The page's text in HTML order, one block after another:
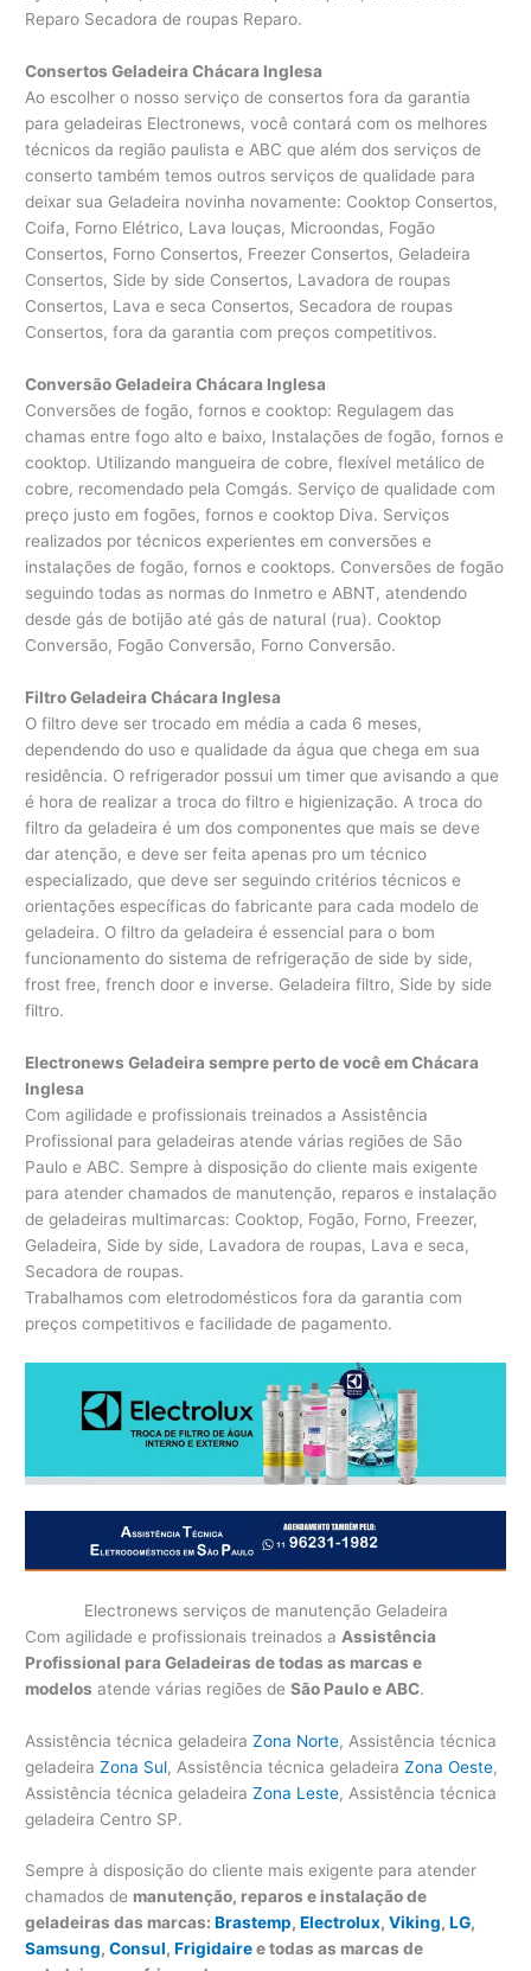
Reparo Secadora de roupas Reparo.
Consertos Geladeira Chácara Inglesa
Ao escolher o nosso serviço de consertos fora da garantia
para geladeiras Electronews, você contará com os melhores
técnicos da região paulista e ABC que além dos serviços de
conserto também temos outros serviços de qualidade para
deixar sua Geladeira novinha novamente: Cooktop Consertos,
Coifa, Forno Elétrico, Lava louças, Microondas, Fogão
Consertos, Forno Consertos, Freezer Consertos, Geladeira
Consertos, Side by side Consertos, Lavadora de roupas
Consertos, Lava e seca Consertos, Secadora de roupas
Consertos, fora da garantia com preços competitivos.
Conversão Geladeira Chácara Inglesa
Conversões de fogão, fornos e cooktop: Regulagem das
chamas entre fogo alto e baixo, Instalações de fogão, fornos e
cooktop. Utilizando mangueira de cobre, flexível metálico de
cobre, recomendado pela Comgás. Serviço de qualidade com
preço justo em fogões, fornos e cooktop Diva. Serviços
realizados por técnicos experientes em conversões e
instalações de fogão, fornos e cooktops. Conversões de fogão
seguindo todas as normas do Inmetro e ABNT, atendendo
desde gás de botijão até gás de natural (rua). Cooktop
Conversão, Fogão Conversão, Forno Conversão.
Filtro Geladeira Chácara Inglesa
O filtro deve ser trocado em média a cada 6 meses,
dependendo do uso e qualidade da água que chega em sua
residência. O refrigerador possui um timer que avisando a que
é hora de realizar a troca do filtro e higienização. A troca do
filtro da geladeira é um dos componentes que mais se deve
dar atenção, e deve ser feita apenas pro um técnico
especializado, que deve ser seguindo critérios técnicos e
orientações específicas do fabricante para cada modelo de
geladeira. O filtro da geladeira é essencial para o bom
funcionamento do sistema de refrigeração de side by side,
frost free, french door e inverse. Geladeira filtro, Side by side
filtro.
Electronews Geladeira sempre perto de você em Chácara
Inglesa
Com agilidade e profissionais treinados a Assistência
Profissional para geladeiras atende várias regiões de São
Paulo e ABC. Sempre à disposição do cliente mais exigente
para atender chamados de manutenção, reparos e instalação
de geladeiras multimarcas: Cooktop, Fogão, Forno, Freezer,
Geladeira, Side by side, Lavadora de roupas, Lava e seca,
Secadora de roupas.
Trabalhamos com eletrodomésticos fora da garantia com
preços competitivos e facilidade de pagamento.
Electronews serviços de manutenção Geladeira
Com agilidade e profissionais treinados a Assistência
Profissional para Geladeiras de todas as marcas e
modelos atende várias regiões deSão Paulo e ABC.
Assistência técnica geladeiraZona Norte, Assistência técnica
geladeiraZona Sul, Assistência técnica geladeiraZona Oeste,
Assistência técnica geladeiraZona Leste, Assistência técnica
geladeira Centro SP.
Sempre à disposição do cliente mais exigente para atender
chamados de manutenção, reparos e instalação de
geladeiras das marcas:Brastemp,Electrolux,Viking,LG,
Samsung,Consul,Frigidairee todas as marcas de